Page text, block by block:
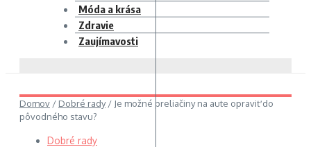
Móda a krása
Zdravie
Zaujímavosti
Domov / Dobré rady/ Je možné preliačiny na aute opraviť do
pôvodného stavu?
Dobré rady